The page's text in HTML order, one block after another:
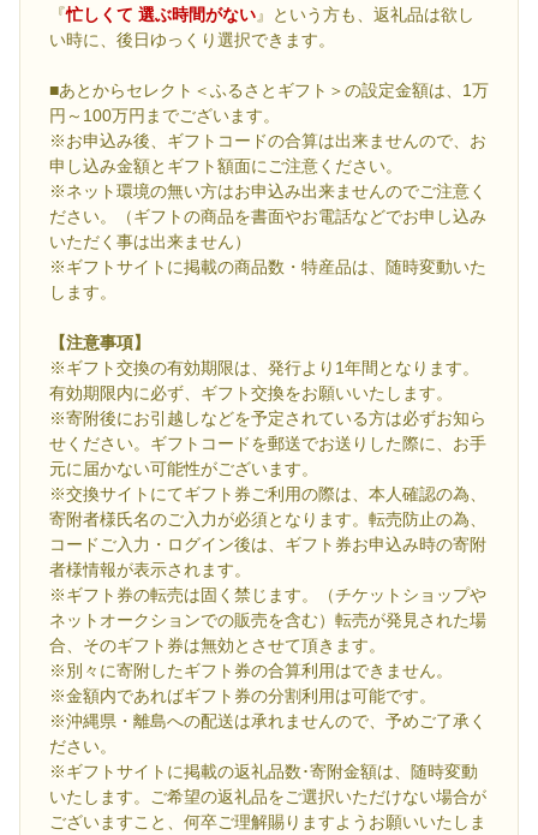
『忙しくて 選ぶ時間がない』という方も、返礼品は欲し
い時に、後日ゆっくり選択できます。
■あとからセレクト＜ふるさとギフト＞の設定金額は、1万
円～100万円までございます。
※お申込み後、ギフトコードの合算は出来ませんので、お
申し込み金額とギフト額面にご注意ください。
※ネット環境の無い方はお申込み出来ませんのでご注意く
ださい。（ギフトの商品を書面やお電話などでお申し込み
いただく事は出来ません）
※ギフトサイトに掲載の商品数・特産品は、随時変動いた
します。
【注意事項】
※ギフト交換の有効期限は、発行より1年間となります。
有効期限内に必ず、ギフト交換をお願いいたします。
※寄附後にお引越しなどを予定されている方は必ずお知ら
せください。ギフトコードを郵送でお送りした際に、お手
元に届かない可能性がございます。
※交換サイトにてギフト券ご利用の際は、本人確認の為、
寄附者様氏名のご入力が必須となります。転売防止の為、
コードご入力・ログイン後は、ギフト券お申込み時の寄附
者様情報が表示されます。
※ギフト券の転売は固く禁じます。（チケットショップや
ネットオークションでの販売を含む）転売が発見された場
合、そのギフト券は無効とさせて頂きます。
※別々に寄附したギフト券の合算利用はできません。
※金額内であればギフト券の分割利用は可能です。
※沖縄県・離島への配送は承れませんので、予めご了承く
ださい。
※ギフトサイトに掲載の返礼品数･寄附金額は、随時変動
いたします。ご希望の返礼品をご選択いただけない場合が
ございますこと、何卒ご理解賜りますようお願いいたしま